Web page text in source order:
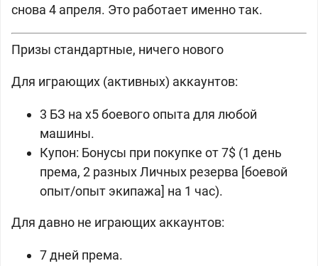
снова 4 апреля. Это работает именно так.
Призы стандартные, ничего нового
Для играющих (активных) аккаунтов:
3 БЗ на x5 боевого опыта для любой
машины.
Купон: Бонусы при покупке от 7$ (1 день
према, 2 разных Личных резерва [боевой
опыт/опыт экипажа] на 1 час).
Для давно не играющих аккаунтов:
7 дней према.